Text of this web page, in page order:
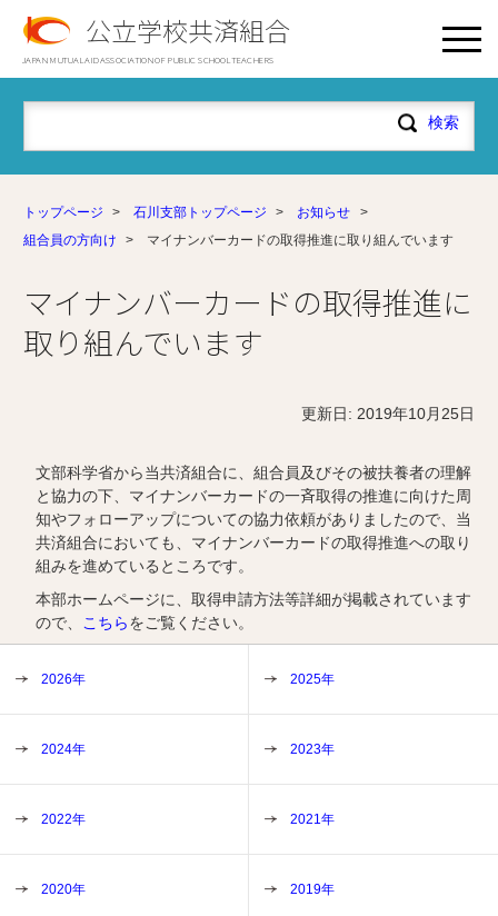
公立学校共済組合
JAPAN MUTUAL AID ASSOCIATION OF PUBLIC SCHOOL TEACHERS
トップページ > 石川支部トップページ > お知らせ
>
組合員の方向け
> マイナンバーカードの取得推進に取り組んでいます
マイナンバーカードの取得推進に
取り組んでいます
更新日: 2019年10月25日
文部科学省から当共済組合に、組合員及びその被扶養者の理解
と協力の下、マイナンバーカードの一斉取得の推進に向けた周
知やフォローアップについての協力依頼がありましたので、当
共済組合においても、マイナンバーカードの取得推進への取り
組みを進めているところです。
本部ホームページに、取得申請方法等詳細が掲載されています
ので、
こちらをご覧ください。
2026年 2025年
2024年 2023年
2022年 2021年
2020年 2019年